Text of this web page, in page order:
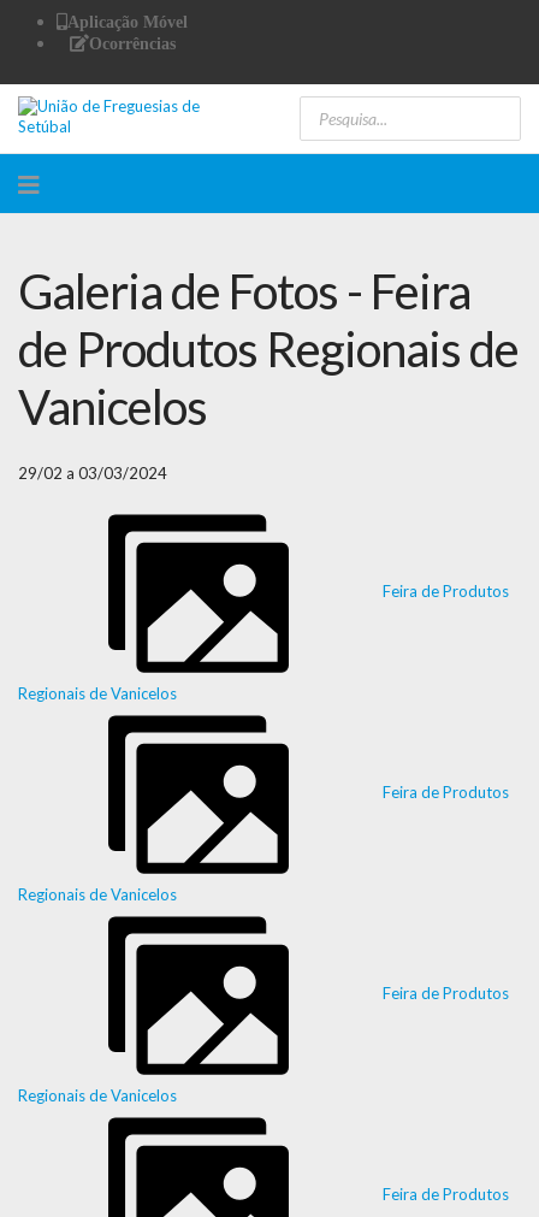
Aplicação Móvel
Ocorrências
Galeria de Fotos - Feira
de Produtos Regionais de
Vanicelos
29/02 a 03/03/2024
Feira de Produtos
Regionais de Vanicelos
Feira de Produtos
Regionais de Vanicelos
Feira de Produtos
Regionais de Vanicelos
Feira de Produtos